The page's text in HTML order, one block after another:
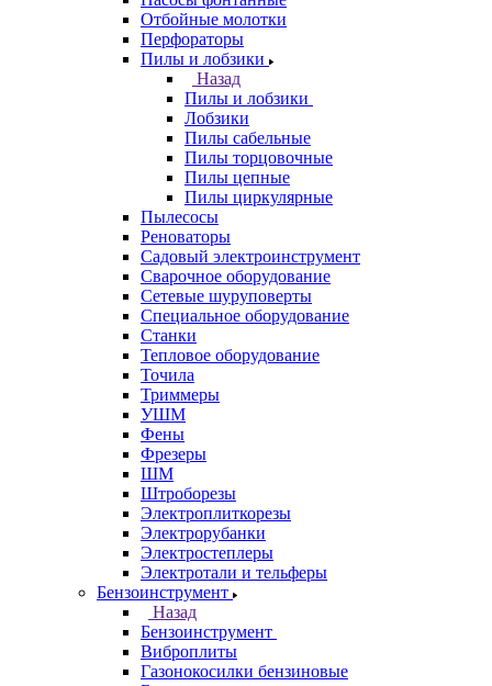
Отбойные молотки
Перфораторы
Пилы и лобзики
Назад
Пилы и лобзики
Лобзики
Пилы сабельные
Пилы торцовочные
Пилы цепные
Пилы циркулярные
Пылесосы
Реноваторы
Садовый электроинструмент
Сварочное оборудование
Сетевые шуруповерты
Специальное оборудование
Станки
Тепловое оборудование
Точила
Триммеры
УШМ
Фены
Фрезеры
ШМ
Штроборезы
Электроплиткорезы
Электрорубанки
Электростеплеры
Электротали и тельферы
Бензоинструмент
Назад
Бензоинструмент
Виброплиты
Газонокосилки бензиновые